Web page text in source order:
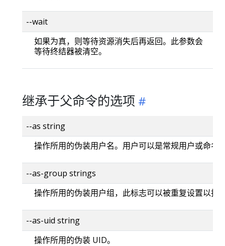
--wait
如果为真，则等待资源消失后再返回。此参数会
等待终结器被清空。
继承于父命令的选项
--as string
操作所用的伪装用户名。用户可以是常规用户或命名
--as-group strings
操作所用的伪装用户组，此标志可以被重复设置以指
--as-uid string
操作所用的伪装 UID。